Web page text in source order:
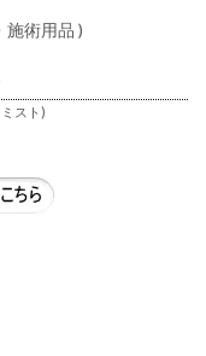
施術用品 )
スト)